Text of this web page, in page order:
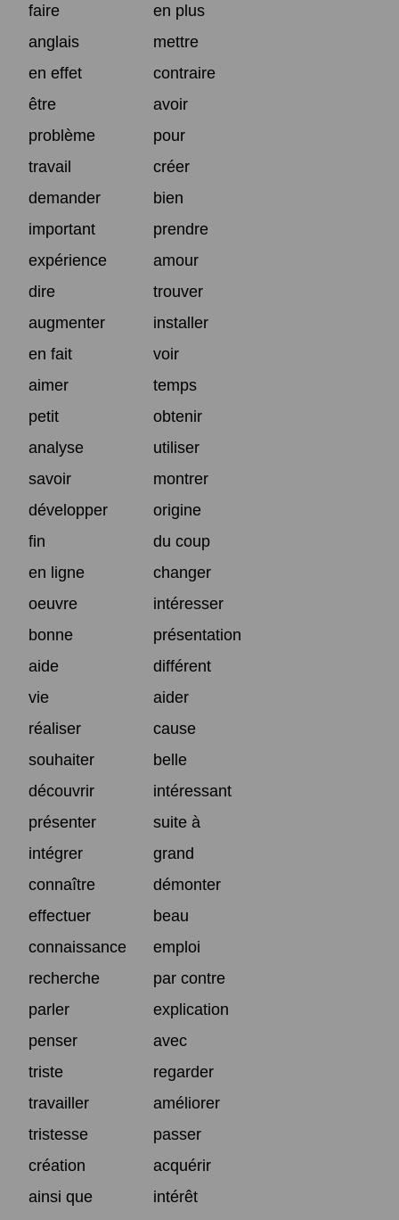
faire
en plus
anglais
mettre
en effet
contraire
être
avoir
problème
pour
travail
créer
demander
bien
important
prendre
expérience
amour
dire
trouver
augmenter
installer
en fait
voir
aimer
temps
petit
obtenir
analyse
utiliser
savoir
montrer
développer
origine
fin
du coup
en ligne
changer
oeuvre
intéresser
bonne
présentation
aide
différent
vie
aider
réaliser
cause
souhaiter
belle
découvrir
intéressant
présenter
suite à
intégrer
grand
connaître
démonter
effectuer
beau
connaissance
emploi
recherche
par contre
parler
explication
penser
avec
triste
regarder
travailler
améliorer
tristesse
passer
création
acquérir
ainsi que
intérêt